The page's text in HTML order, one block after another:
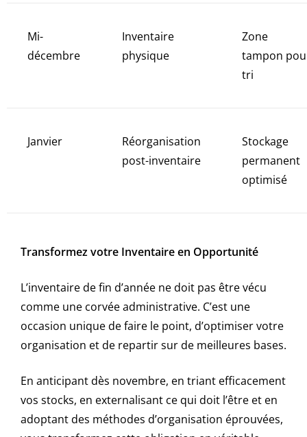
Mi-
décembre
Inventaire
physique
Zone
tampon
tri
Janvier
Réorganisation
post-inventaire
Stockage
permanent
optimisé
Transformez votre Inventaire en Opportunité
L’inventaire de fin d’année ne doit pas être vécu
comme une corvée administrative. C’est une
occasion unique de faire le point, d’optimiser votre
organisation et de repartir sur de meilleures bases.
En anticipant dès novembre, en triant efficacement
vos stocks, en externalisant ce qui doit l’être et en
adoptant des méthodes d’organisation éprouvées,